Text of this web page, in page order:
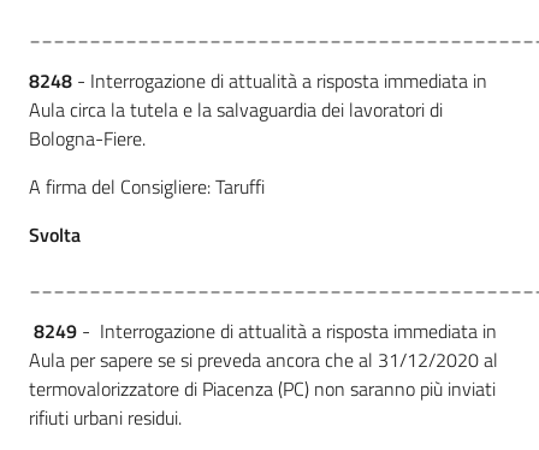
8248 - Interrogazione di attualità a risposta immediata in
Aula circa la tutela e la salvaguardia dei lavoratori di
Bologna-Fiere.
A firma del Consigliere: Taruffi
Svolta
8249 - Interrogazione di attualità a risposta immediata in
Aula per sapere se si preveda ancora che al 31/12/2020 al
termovalorizzatore di Piacenza (PC) non saranno più inviati
rifiuti urbani residui.